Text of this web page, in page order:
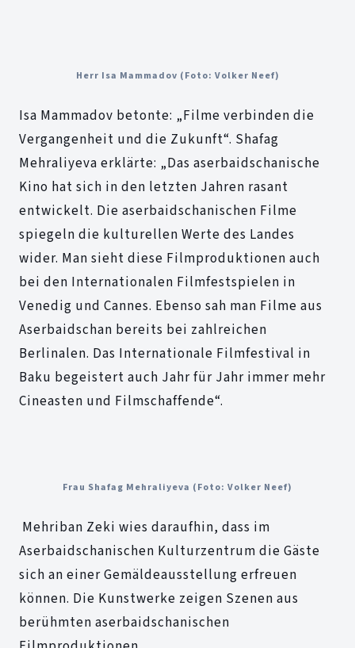
Herr Isa Mammadov (Foto: Volker Neef)
Isa Mammadov betonte: „Filme verbinden die
Vergangenheit und die Zukunft“. Shafag
Mehraliyeva erklärte: „Das aserbaidschanische
Kino hat sich in den letzten Jahren rasant
entwickelt. Die aserbaidschanischen Filme
spiegeln die kulturellen Werte des Landes
wider. Man sieht diese Filmproduktionen auch
bei den Internationalen Filmfestspielen in
Venedig und Cannes. Ebenso sah man Filme aus
Aserbaidschan bereits bei zahlreichen
Berlinalen. Das Internationale Filmfestival in
Baku begeistert auch Jahr für Jahr immer mehr
Cineasten und Filmschaffende“.
Frau Shafag Mehraliyeva (Foto: Volker Neef)
Mehriban Zeki wies daraufhin, dass im
Aserbaidschanischen Kulturzentrum die Gäste
sich an einer Gemäldeausstellung erfreuen
können. Die Kunstwerke zeigen Szenen aus
berühmten aserbaidschanischen